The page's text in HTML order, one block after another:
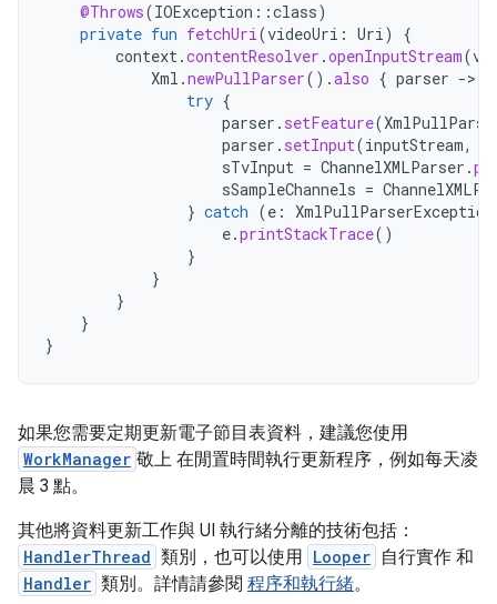
@Throws(IOException ::class)
private fun fetchUri(videoUri : Uri)
{
context.contentResolver .openInputStream(
Xml .newPullParser().also { parser -
try {
parser . setFeature(
parser . setInput(inputStream,
sTvInput = ChannelXMLParser .
sSampleChannels =
} catch (e : XmlPullParserException
e.printStackTrace()
}
}
}
}
}
如果您需要定期更新電子節目表資料，建議您使用
WorkManager 敬上 在閒置時間執行更新程序，例如每天凌
晨 3 點。
其他將資料更新工作與 UI 執行緒分離的技術包括：
HandlerThread 類別，也可以使用 Looper 自行實作 和
Handler 類別。詳情請參閱 程序和執行緒。